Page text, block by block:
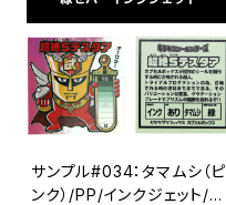
サンプル#034：タマムシ（ピ
ンク）/PP/インクジェット/緑